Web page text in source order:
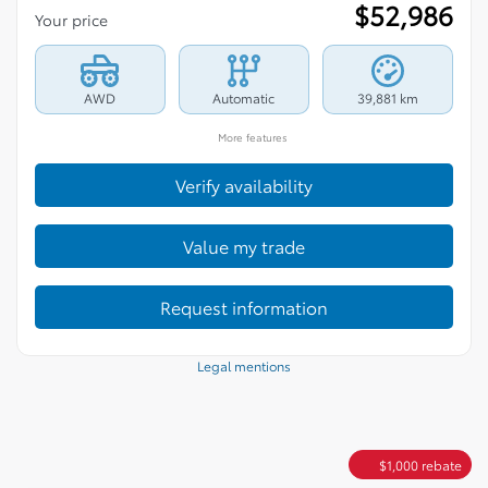
Your price $52,986
AWD Automatic 39,881 km
More features
Verify availability
Value my trade
Request information
Legal mentions
$1,000 rebate